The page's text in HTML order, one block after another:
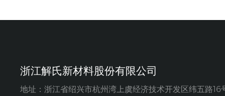
浙江解氏新材料股份有限公司
地址：浙江省绍兴市杭州湾上虞经济技术开发区纬五路16